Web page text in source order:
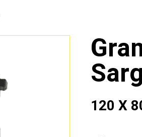
120 X